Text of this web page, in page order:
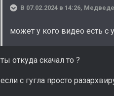
В 07.02.2024 в 14:26,
может у кого видео есть с
ты откуда скачал то ?
если с гугла просто